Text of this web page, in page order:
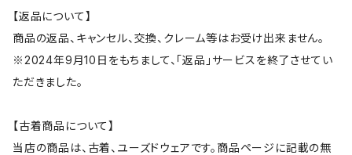
【返品について】
商品の返品、キャンセル、交換、クレーム等はお受け出来ません。
※2024年9月10日をもちまして、「返品」サービスを終了させてい
ただきました。
【古着商品について】
当店の商品は、古着、ユーズドウェアです。商品ページに記載の無